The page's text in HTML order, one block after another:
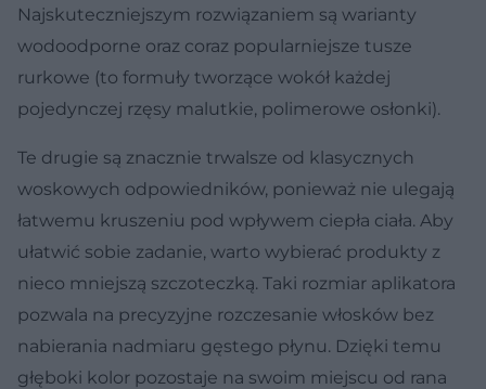
Najskuteczniejszym rozwiązaniem są warianty
wodoodporne oraz coraz popularniejsze tusze
rurkowe (to formuły tworzące wokół każdej
pojedynczej rzęsy malutkie, polimerowe osłonki).
Te drugie są znacznie trwalsze od klasycznych
woskowych odpowiedników, ponieważ nie ulegają
łatwemu kruszeniu pod wpływem ciepła ciała. Aby
ułatwić sobie zadanie, warto wybierać produkty z
nieco mniejszą szczoteczką. Taki rozmiar aplikatora
pozwala na precyzyjne rozczesanie włosków bez
nabierania nadmiaru gęstego płynu. Dzięki temu
głęboki kolor pozostaje na swoim miejscu od rana